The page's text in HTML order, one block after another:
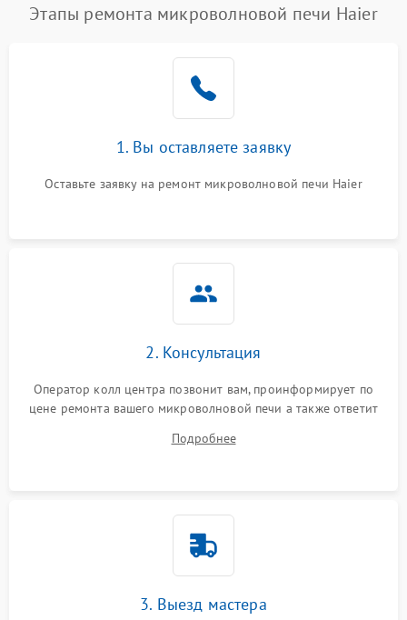
Этапы ремонта микроволновой печи Haier
1. Вы оставляете заявку
Оставьте заявку на ремонт микроволновой печи Haier
2. Консультация
Оператор колл центра позвонит вам, проинформирует по
цене ремонта вашего микроволновой печи а также ответит
Подробнее
3. Выезд мастера